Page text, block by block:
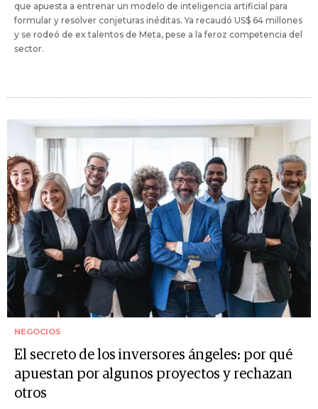
que apuesta a entrenar un modelo de inteligencia artificial para
formular y resolver conjeturas inéditas. Ya recaudó US$ 64 millones
y se rodeó de ex talentos de Meta, pese a la feroz competencia del
sector.
NEGOCIOS
El secreto de los inversores ángeles: por qué
apuestan por algunos proyectos y rechazan
otros